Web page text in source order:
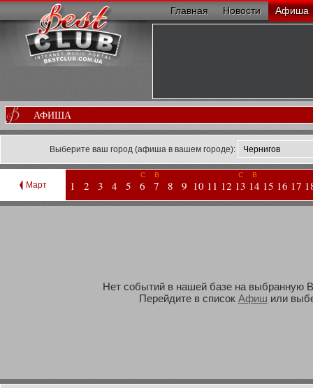
Главная Новости Афиша
АФИША
Выберите ваш город (афиша в вашем городе):
Март 1 2 3 4 5
С
6
В
7 8 9 10 11 12
С
13
В
14 15 16 17
Нет событий в нашей базе на выбранную
Перейдите в список Афиш или